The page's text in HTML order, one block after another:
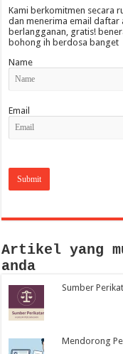
Kami berkomitmen secara
dan menerima email daftar
berlangganan, gratis!
bohong ih berdosa banget
Name
Email
Artikel yang
anda
Sumber
Mendorong